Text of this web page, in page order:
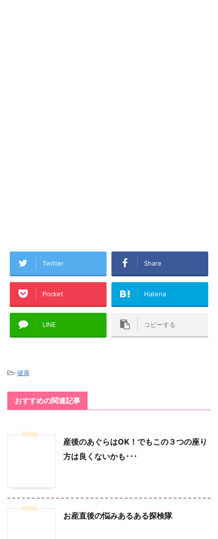
Twitter Share
Pocket Hatena
LINE コピーする
-健康
おすすめの関連記事
産後のあぐらはOK！でもこの３つの座り
方は良くないかも･･･
お産直後の悩みあるある探検隊